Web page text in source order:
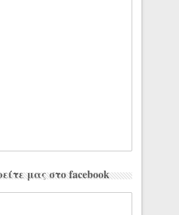
μας στο facebook